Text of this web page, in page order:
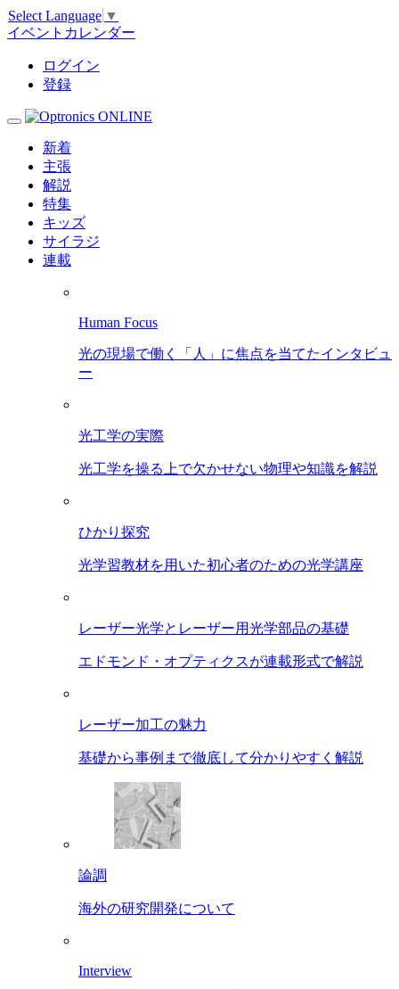
Select Language ▼
イベントカレンダー
ログイン
登録
新着
主張
解説
特集
キッズ
サイラジ
連載
Human Focus
光の現場で働く「人」に焦点を当てたインタビュ
ー
光工学の実際
光工学を操る上で欠かせない物理や知識を解説
ひかり探究
光学習教材を用いた初心者のための光学講座
レーザー光学とレーザー用光学部品の基礎
エドモンド・オプティクスが連載形式で解説
レーザー加工の魅力
基礎から事例まで徹底して分かりやすく解説
論調
海外の研究開発について
Interview